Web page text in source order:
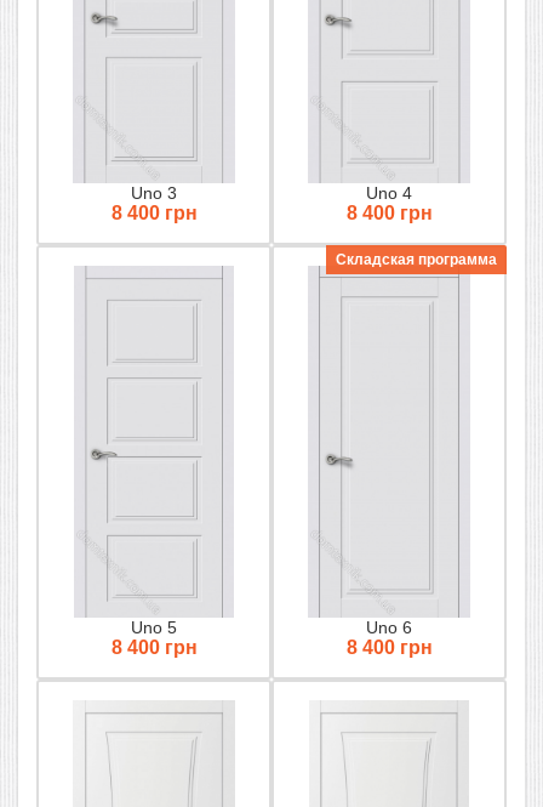
Uno 3
8 400 грн
Uno 4
8 400 грн
Uno 5
8 400 грн
Uno 6
8 400 грн
Складская программа